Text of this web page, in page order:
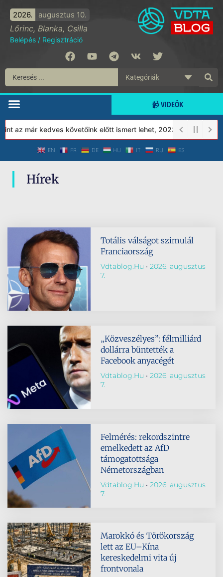
2026. augusztus 10.
Lőrinc, Blanka, Csilla
Belépés / Regisztráció
📹 VIDEÓK
az már kedves követőink előtt ismert lehet, 2023-tól a Védett
EN FR DE HU IT RU ES
Hírek
Totális válságot szimulál
Franciaország
Vdtablog.hu
2026. augusztus
7.
„Közveszélyes”: félmilliárd
dollárra büntették a
Facebook anyacégét
Vdtablog.hu
2026. augusztus
7.
Felmérés: rekordszintre
emelkedett az AfD
támogatottsága
Németországban
Vdtablog.hu
2026. augusztus
7.
Marokkó és Törökország
lett az EU–Kína
kereskedelmi vita új
frontvonala